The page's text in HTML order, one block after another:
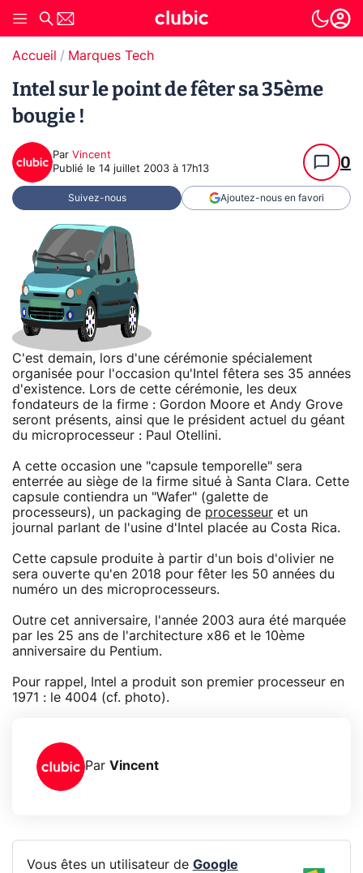
Accueil Marques Tech
Intel sur le point de fêter sa 35ème
bougie !
Par Vincent
Publié le 14 juillet 2003 à 17h13 0
Suivez-nous Ajoutez-nous en favori
C'est demain, lors d'une cérémonie spécialement
organisée pour l'occasion qu'Intel fêtera ses 35 années
d'existence. Lors de cette cérémonie, les deux
fondateurs de la firme : Gordon Moore et Andy Grove
seront présents, ainsi que le président actuel du géant
du microprocesseur : Paul Otellini.
A cette occasion une "capsule temporelle" sera
enterrée au siège de la firme situé à Santa Clara. Cette
capsule contiendra un "Wafer" (galette de
processeurs), un packaging de processeur et un
journal parlant de l'usine d'Intel placée au Costa Rica.
Cette capsule produite à partir d'un bois d'olivier ne
sera ouverte qu'en 2018 pour fêter les 50 années du
numéro un des microprocesseurs.
Outre cet anniversaire, l'année 2003 aura été marquée
par les 25 ans de l'architecture x86 et le 10ème
anniversaire du Pentium.
Pour rappel, Intel a produit son premier processeur en
1971 : le 4004 (cf. photo).
Par Vincent
Vous êtes un utilisateur de Google